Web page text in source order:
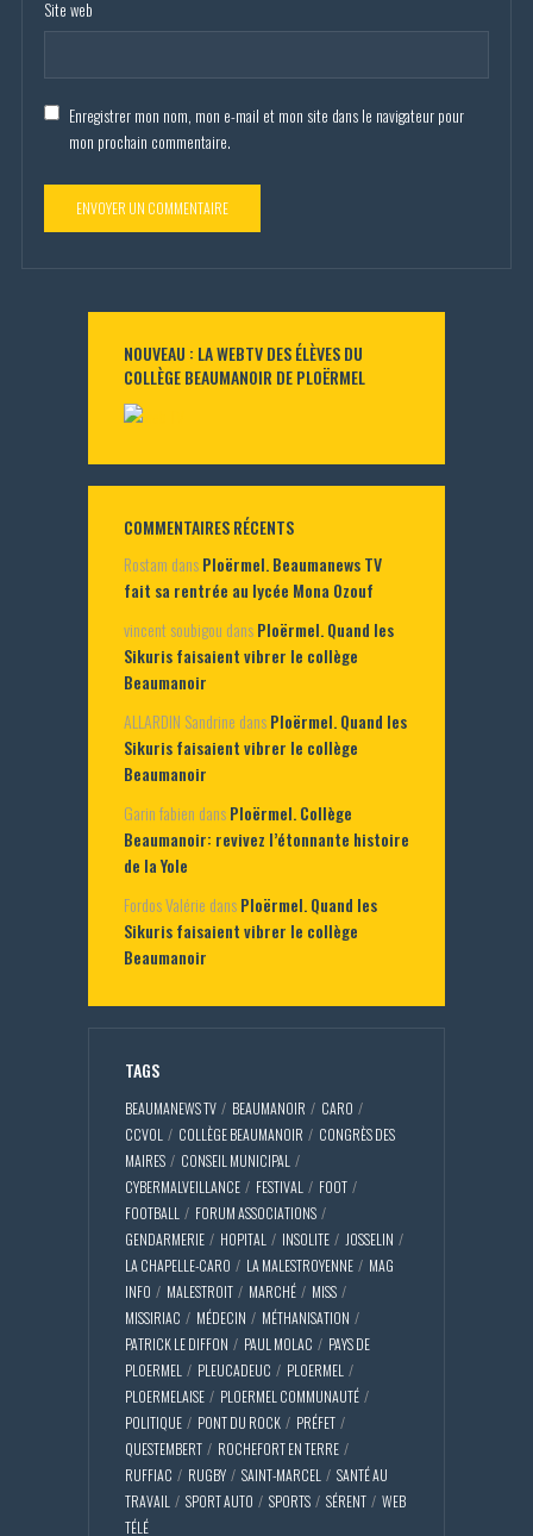
Site web
Enregistrer mon nom, mon e-mail et mon site dans le navigateur pour
mon prochain commentaire.
NOUVEAU : LA WEBTV DES ÉLÈVES DU
COLLÈGE BEAUMANOIR DE PLOËRMEL
COMMENTAIRES RÉCENTS
Rostam dansPloërmel. Beaumanews TV
fait sa rentrée au lycée Mona Ozouf
vincent soubigou dansPloërmel. Quand les
Sikuris faisaient vibrer le collège
Beaumanoir
ALLARDIN Sandrine dansPloërmel. Quand les
Sikuris faisaient vibrer le collège
Beaumanoir
Garin fabien dansPloërmel. Collège
Beaumanoir: revivez l’étonnante histoire
de la Yole
Fordos Valérie dansPloërmel. Quand les
Sikuris faisaient vibrer le collège
Beaumanoir
TAGS
BEAUMANEWS TV BEAUMANOIR
CARO
CCVOL
COLLÈGE BEAUMANOIR
CONGRÈS DES
MAIRES
CONSEIL MUNICIPAL
CYBERMALVEILLANCE
FESTIVAL
FOOT
FOOTBALL
FORUM ASSOCIATIONS
GENDARMERIE
HOPITAL INSOLITE
JOSSELIN
LA CHAPELLE-CARO
LA MALESTROYENNE
MAG
INFO
MALESTROIT MARCHÉ
MISS
MISSIRIAC
MÉDECIN
MÉTHANISATION
PATRICK LE DIFFON
PAUL MOLAC
PAYS DE
PLOERMEL
PLEUCADEUC
PLOERMEL
PLOERMELAISE
PLOERMEL COMMUNAUTÉ
POLITIQUE
PONT DU ROCK
PRÉFET
QUESTEMBERT
ROCHEFORT EN TERRE
RUFFIAC
RUGBY SAINT-MARCEL
SANTÉ AU
TRAVAIL
SPORT AUTO SPORTS SÉRENT
WEB
TÉLÉ